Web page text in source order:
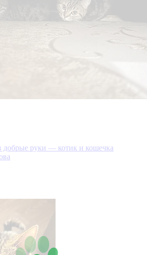
добрые руки — котик и кошечка